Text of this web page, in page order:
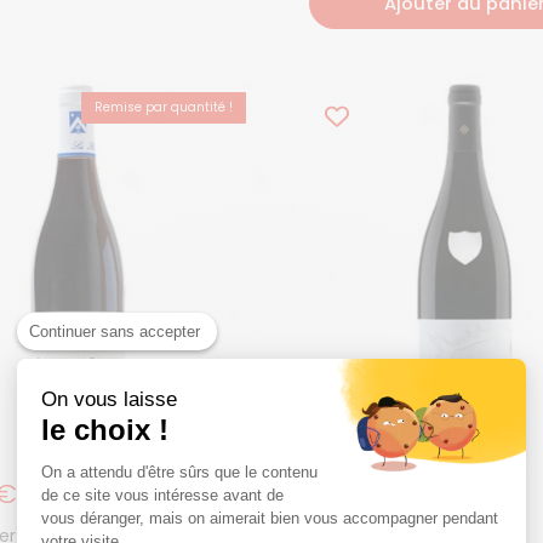
Continuer sans accepter
On vous laisse
le choix !
On a attendu d'être sûrs que le contenu
de ce site vous intéresse avant de
vous déranger, mais on aimerait bien vous accompagner pendant
Remise par quantité !
Saint-Genys